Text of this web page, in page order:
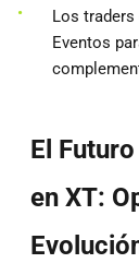
Los
Eventos
El
en XT: